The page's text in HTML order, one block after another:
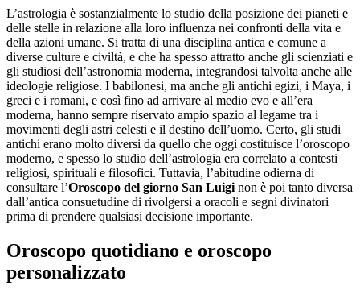
L’astrologia è sostanzialmente lo studio della posizione dei pianeti e
delle stelle in relazione alla loro influenza nei confronti della vita e
della azioni umane. Si tratta di una disciplina antica e comune a
diverse culture e civiltà, e che ha spesso attratto anche gli scienziati e
gli studiosi dell’astronomia moderna, integrandosi talvolta anche alle
ideologie religiose. I babilonesi, ma anche gli antichi egizi, i Maya, i
greci e i romani, e così fino ad arrivare al medio evo e all’era
moderna, hanno sempre riservato ampio spazio al legame tra i
movimenti degli astri celesti e il destino dell’uomo. Certo, gli studi
antichi erano molto diversi da quello che oggi costituisce l’oroscopo
moderno, e spesso lo studio dell’astrologia era correlato a contesti
religiosi, spirituali e filosofici. Tuttavia, l’abitudine odierna di
consultare l’Oroscopo del giorno San Luigi non è poi tanto diversa
dall’antica consuetudine di rivolgersi a oracoli e segni divinatori
prima di prendere qualsiasi decisione importante.
Oroscopo quotidiano e oroscopo
personalizzato